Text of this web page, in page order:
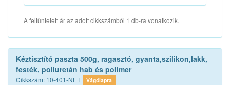
A feltüntetett ár az adott cikkszámból 1 db-ra vonatkozik.
Kéztisztító paszta 500g, ragasztó, gyanta,szilikon,lakk,
festék, poliuretán hab és polimer
Cikkszám: 10-401-NET Vágólapra